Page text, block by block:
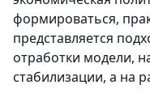
формироваться,
представляется
отработки модели,
стабилизации, а на